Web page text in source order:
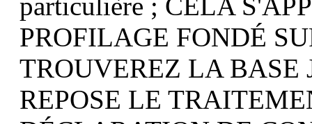
PROFILAGE FONDÉ
TROUVEREZ LA
REPOSE LE